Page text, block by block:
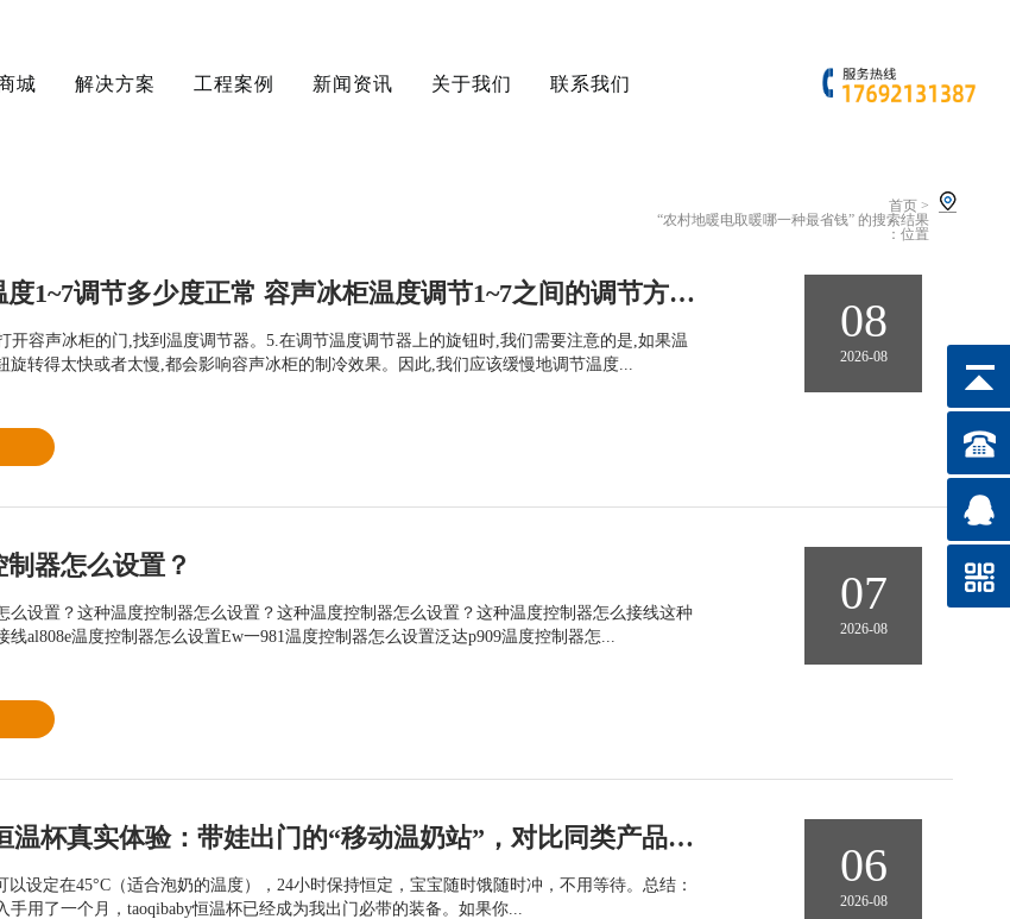
城 解决方案 工程案例 新闻资讯 关于我们 联系我们
首页 >
“农村地暖电取暖哪一种最省钱” 的搜索结果
：位置
容声冰柜温度1~7调节多少度正常 容声冰柜温度调节1~7之间的调节方法【详解】
开容声冰柜的门,找到温度调节器。5.在调节温度调节器上的旋钮时,我们需要注意的是,如果温
旋转得太快或者太慢,都会影响容声冰柜的制冷效果。因此,我们应该缓慢地调节温度...
08
2026-08
器怎么设置？
么设置？这种温度控制器怎么设置？这种温度控制器怎么设置？这种温度控制器怎么接线这种
线al808e温度控制器怎么设置Ew一981温度控制器怎么设置泛达p909温度控制器怎...
07
2026-08
taoqibaby恒温杯真实体验：带娃出门的“移动温奶站”，对比同类产品优势明显
以设定在45°C（适合泡奶的温度），24小时保持恒定，宝宝随时饿随时冲，不用等待。总结：
手用了一个月，taoqibaby恒温杯已经成为我出门必带的装备。如果你...
06
2026-08